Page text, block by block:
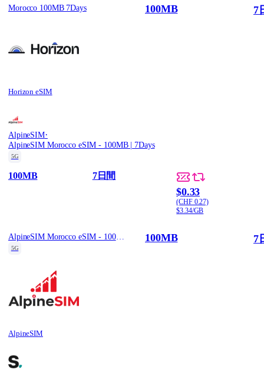
Morocco 100MB 7Days
Horizon eSIM
100MB 7
AlpineSIM·
AlpineSIM Morocco eSIM - 100MB | 7Days
5G
100MB 7日間
$0.33
(CHF 0.27)
$3.34/GB
AlpineSIM Morocco eSIM - 100MB | 7Days
5G
AlpineSIM
100MB 7